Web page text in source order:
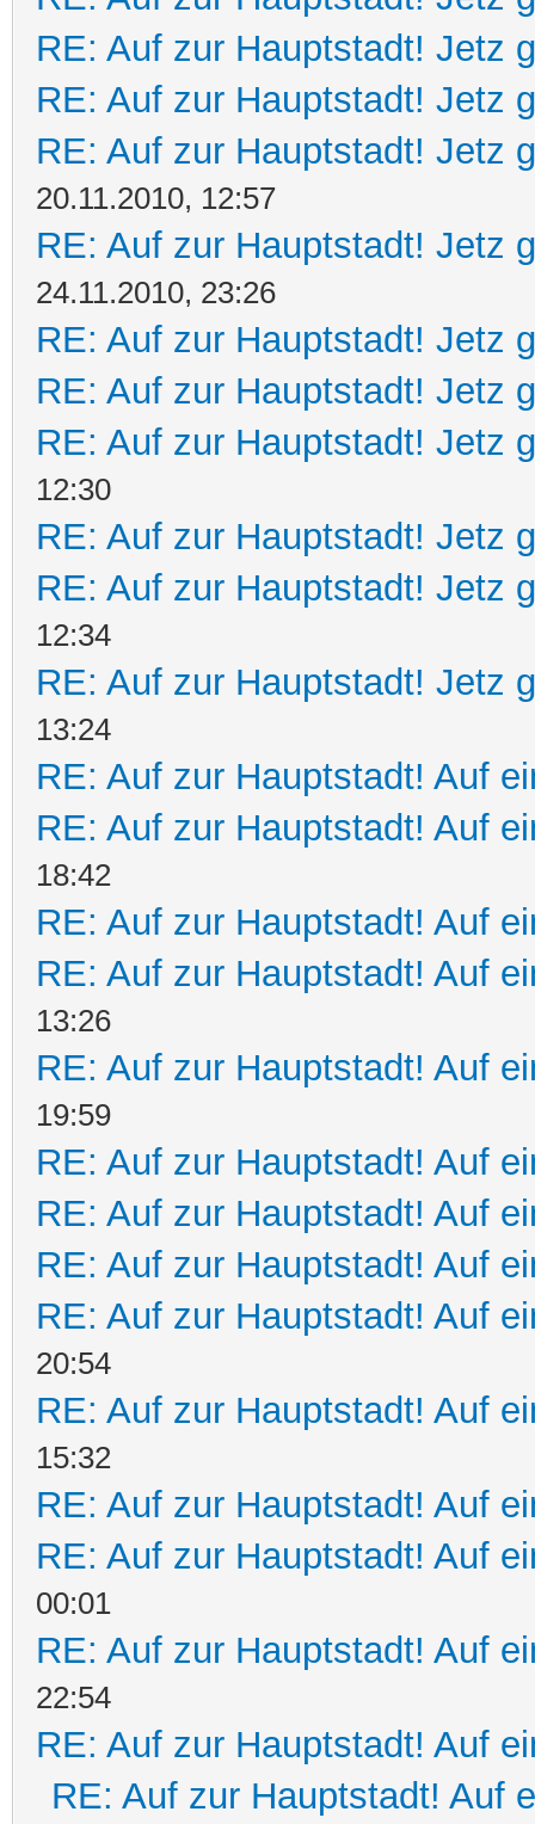
RE: Auf zur Hauptstadt! Jetz
RE: Auf zur Hauptstadt! Jetz
RE: Auf zur Hauptstadt! Jetz
20.11.2010, 12:57
RE: Auf zur Hauptstadt! Jetz
24.11.2010, 23:26
RE: Auf zur Hauptstadt! Jetz
RE: Auf zur Hauptstadt! Jetz
RE: Auf zur Hauptstadt! Jetz
12:30
RE: Auf zur Hauptstadt! Jetz
RE: Auf zur Hauptstadt! Jetz
12:34
RE: Auf zur Hauptstadt! Jetz
13:24
RE: Auf zur Hauptstadt! Auf
RE: Auf zur Hauptstadt! Auf
18:42
RE: Auf zur Hauptstadt! Auf
RE: Auf zur Hauptstadt! Auf
13:26
RE: Auf zur Hauptstadt! Auf
19:59
RE: Auf zur Hauptstadt! Auf
RE: Auf zur Hauptstadt! Auf
RE: Auf zur Hauptstadt! Auf
RE: Auf zur Hauptstadt! Auf
20:54
RE: Auf zur Hauptstadt! Auf
15:32
RE: Auf zur Hauptstadt! Auf
RE: Auf zur Hauptstadt! Auf
00:01
RE: Auf zur Hauptstadt! Auf
22:54
RE: Auf zur Hauptstadt! Auf
RE: Auf zur Hauptstadt! Auf